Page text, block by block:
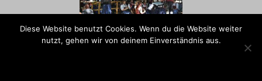
Diese Website benutzt Cookies. Wenn du die Website weiter
nutzt, gehen wir von deinem Einverständnis aus.